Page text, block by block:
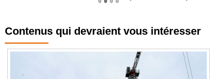
Contenus qui devraient vous intéresser